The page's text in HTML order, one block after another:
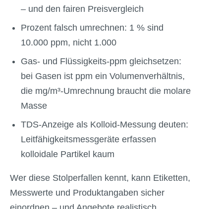
– und den fairen Preisvergleich
Prozent falsch umrechnen: 1 % sind
10.000 ppm, nicht 1.000
Gas- und Flüssigkeits-ppm gleichsetzen:
bei Gasen ist ppm ein Volumenverhältnis,
die mg/m³-Umrechnung braucht die molare
Masse
TDS-Anzeige als Kolloid-Messung deuten:
Leitfähigkeitsmessgeräte erfassen
kolloidale Partikel kaum
Wer diese Stolperfallen kennt, kann Etiketten,
Messwerte und Produktangaben sicher